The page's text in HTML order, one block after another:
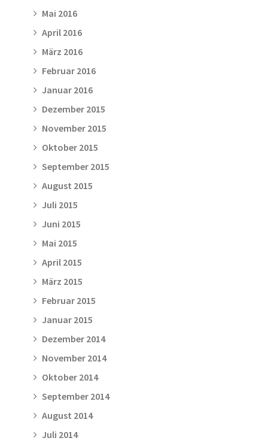
Mai 2016
April 2016
März 2016
Februar 2016
Januar 2016
Dezember 2015
November 2015
Oktober 2015
September 2015
August 2015
Juli 2015
Juni 2015
Mai 2015
April 2015
März 2015
Februar 2015
Januar 2015
Dezember 2014
November 2014
Oktober 2014
September 2014
August 2014
Juli 2014